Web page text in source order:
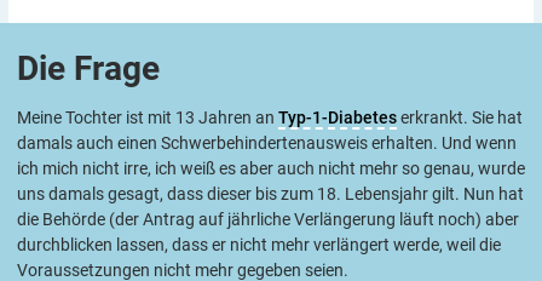
Die Frage
Meine Tochter ist mit 13 Jahren an Typ-1-Diabeteserkrankt. Sie hat
damals auch einen Schwerbehindertenausweis erhalten. Und wenn
ich mich nicht irre, ich weiß es aber auch nicht mehr so genau, wurde
uns damals gesagt, dass dieser bis zum 18. Lebensjahr gilt. Nun hat
die Behörde (der Antrag auf jährliche Verlängerung läuft noch) aber
durchblicken lassen, dass er nicht mehr verlängert werde, weil die
Voraussetzungen nicht mehr gegeben seien.